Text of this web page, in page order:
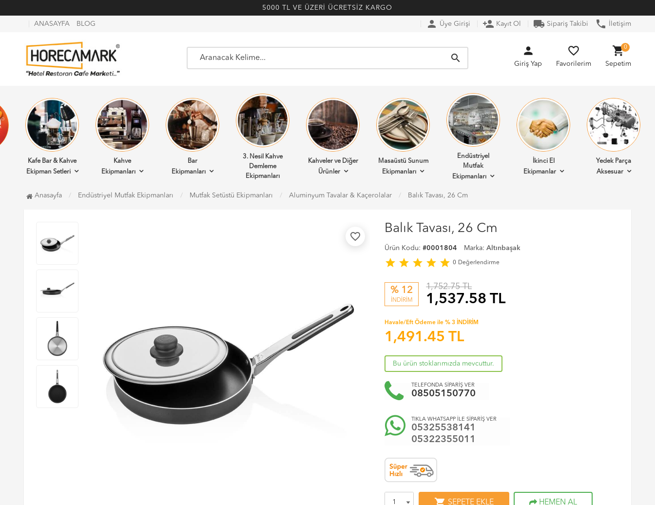
5000 TL VE ÜZERİ ÜCRETSİZ KARGO
ANASAYFA BLOG person Üye Girişi person_add Kayıt Ol local_shipping Sipariş Takibi phone İletişim
search
person
Giriş Yap
favorite_border
Favorilerim
shopping_cart
Sepetim
0
Kafe Bar & Kahve
Ekipman Setleri
Kahve
Ekipmanları
Bar
Ekipmanları
3. Nesil Kahve
Demleme
Ekipmanları
Kahveler ve Diğer
Ürünler
Masaüstü Sunum
Ekipmanları
Endüstriyel
Mutfak
Ekipmanları
İkinci El
Ekipmanlar
Yedek Parça
Aksesuar
Anasayfa Endüstriyel Mutfak Ekipmanları Mutfak Setüstü Ekipmanları Aluminyum Tavalar & Kaçerolalar Balık Tavası, 26 Cm
favorite_border
Balık Tavası, 26 Cm
Ürün Kodu:#0001804 Marka:Altınbaşak
star star star star star 0 Değerlendirme
% 12
İNDİRİM
1,752.75 TL
1,537.58 TL
Havale/Eft Ödeme ile % 3 İNDİRİM
1,491.45 TL
Bu ürün stoklarımızda mevcuttur.
TELEFONDA SİPARİŞ VER
08505150770
TIKLA WHATSAPP İLE SİPARİŞ VER
05325538141
05322355011
SEPETE EKLE HEMEN AL